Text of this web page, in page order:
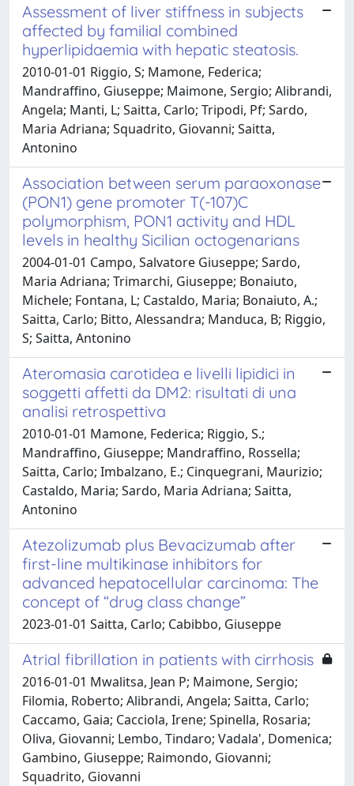
Assessment of liver stiffness in subjects
affected by familial combined
hyperlipidaemia with hepatic steatosis.
2010-01-01 Riggio, S; Mamone, Federica;
Mandraffino, Giuseppe; Maimone, Sergio; Alibrandi,
Angela; Manti, L; Saitta, Carlo; Tripodi, Pf; Sardo,
Maria Adriana; Squadrito, Giovanni; Saitta,
Antonino
Association between serum paraoxonase
(PON1) gene promoter T(-107)C
polymorphism, PON1 activity and HDL
levels in healthy Sicilian octogenarians
2004-01-01 Campo, Salvatore Giuseppe; Sardo,
Maria Adriana; Trimarchi, Giuseppe; Bonaiuto,
Michele; Fontana, L; Castaldo, Maria; Bonaiuto, A.;
Saitta, Carlo; Bitto, Alessandra; Manduca, B; Riggio,
S; Saitta, Antonino
Ateromasia carotidea e livelli lipidici in
soggetti affetti da DM2: risultati di una
analisi retrospettiva
2010-01-01 Mamone, Federica; Riggio, S.;
Mandraffino, Giuseppe; Mandraffino, Rossella;
Saitta, Carlo; Imbalzano, E.; Cinquegrani, Maurizio;
Castaldo, Maria; Sardo, Maria Adriana; Saitta,
Antonino
Atezolizumab plus Bevacizumab after
first-line multikinase inhibitors for
advanced hepatocellular carcinoma: The
concept of “drug class change”
2023-01-01 Saitta, Carlo; Cabibbo, Giuseppe
Atrial fibrillation in patients with cirrhosis
2016-01-01 Mwalitsa, Jean P; Maimone, Sergio;
Filomia, Roberto; Alibrandi, Angela; Saitta, Carlo;
Caccamo, Gaia; Cacciola, Irene; Spinella, Rosaria;
Oliva, Giovanni; Lembo, Tindaro; Vadala', Domenica;
Gambino, Giuseppe; Raimondo, Giovanni;
Squadrito, Giovanni